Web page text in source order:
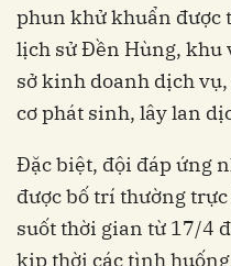
phun khử khuẩn được
lịch sử Đền Hùng, khu
sở kinh doanh dịch
cơ phát sinh, lây lan
Đặc biệt, đội đáp ứng
được bố trí thường
suốt thời gian từ 17/4
kịp thời các tình